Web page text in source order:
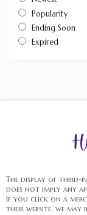
Popularity
Ending Soon
Expired
The display of third-
does not imply any
If you click on a
their website, we may